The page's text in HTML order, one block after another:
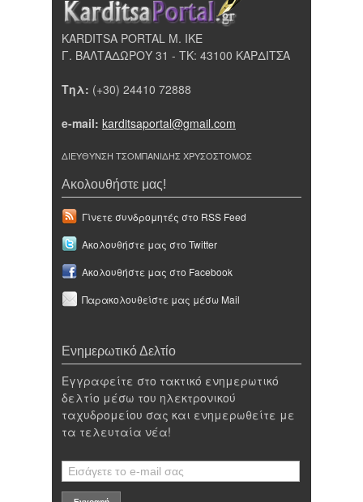
KARDITSA PORTAL Μ. ΙΚΕ
Γ. ΒΑΛΤΑΔΩΡΟΥ 31 - ΤΚ: 43100 ΚΑΡΔΙΤΣΑ
Τηλ: (+30) 24410 72888
e-mail: karditsaportal@gmail.com
ΔΙΕΥΘΥΝΣΗ ΤΣΟΜΠΑΝΙΔΗΣ ΧΡΥΣΟΣΤΟΜΟΣ
Ακολουθήστε μας!
Γίνετε συνδρομητές στο RSS Feed
Ακολουθήστε μας στο Twitter
Ακολουθήστε μας στο Facebook
Παρακολουθείστε μας μέσω Mail
Ενημερωτικό Δελτίο
Εγγραφείτε στο τακτικό ενημερωτικό
δελτίο μέσω του ηλεκτρονικού
ταχυδρομείου σας και ενημερωθείτε με
τα τελευταία νέα!